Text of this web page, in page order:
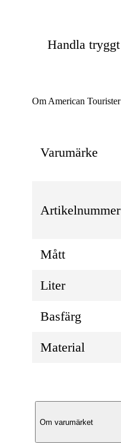
Handla
Om American
Varumärke
Artikelnummer
Mått
Liter
Basfärg
Material
Om varumärket